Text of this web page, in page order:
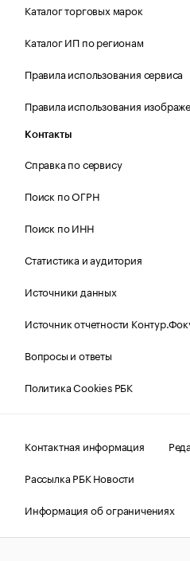
Каталог торговых марок
Каталог ИП по регионам
Правила использования сервиса
Правила использования
Контакты
Справка по сервису
Поиск по ОГРН
Поиск по ИНН
Статистика и аудитория
Источники данных
Источник отчетности
Вопросы и ответы
Политика Cookies РБК
Контактная информация
Рассылка РБК Новости
Информация об ограничениях
Правовая информация
О